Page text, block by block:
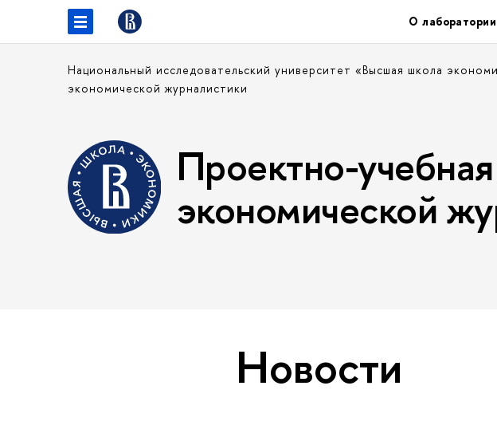
О лаборатории
Национальный исследовательский университет «Высшая школа
экономической журналистики
Проектно-
экономической
Новости